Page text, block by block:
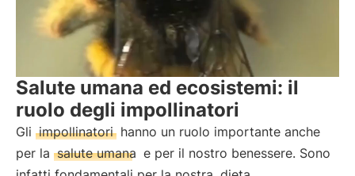
Salute umana ed ecosistemi: il
ruolo degli impollinatori
Gli impollinatori hanno un ruolo importante anche
per la salute umana e per il nostro benessere. Sono